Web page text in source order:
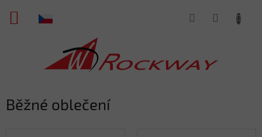
obsah
NÁKUPNÍ
Běžné oblečení